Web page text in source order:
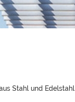
Stahl und Edelstahl